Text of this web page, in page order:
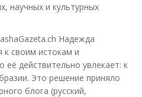
научных и культурных
Надежда
к своим истокам и
её действительно увлекает: к
Это решение приняло
блога (русский,